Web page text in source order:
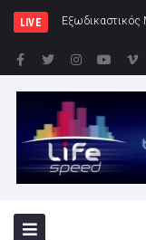
LIVE Εξωδικαστικός